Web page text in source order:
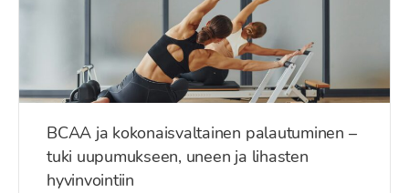
BCAA ja kokonaisvaltainen palautuminen –
tuki uupumukseen, uneen ja lihasten
hyvinvointiin